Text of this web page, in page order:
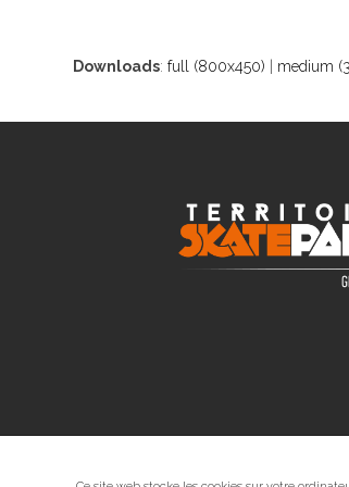
Downloads:full (800x450) medium